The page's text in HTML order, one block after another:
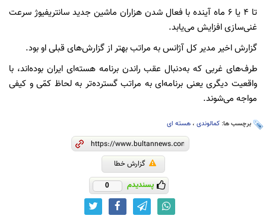
تا ۴ یا ۶ ماه آینده با فعال شدن هزاران ماشین جدید سانتریفیوژ سرعت
غنی‌سازی افزایش می‌یابد.
گزارش اخیر مدیر کل آژانس به مراتب بهتر از گزارش‌های قبلی او بود.
طرف‌های غربی که به‌دنبال عقب راندن برنامه هسته‌ای ایران بوده‌اند، با
واقعیت دیگری یعنی برنامه‌ای به مراتب گسترده‌تر به لحاظ کمّی و کیفی
مواجه می‌شوند.
برچسب ها: کمالوندی ، هسته ای
گزارش خطا
پسندیدم 0